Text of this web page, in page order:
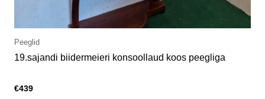
Peeglid
19.sajandi biidermeieri konsoollaud koos peegliga
€439